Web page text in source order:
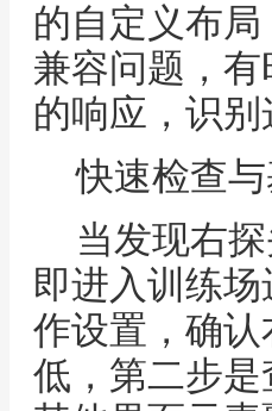
的自定义布
兼容问题，
的响应，识
快速检查
当发现右
即进入训练
作设置，确
低，第二步